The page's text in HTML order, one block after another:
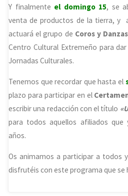
Y finalmente el domingo 15, se
venta de productos de la tierra, y
actuará el grupo de Coros y
Centro Cultural Extremeño para
Jornadas Culturales.
Tenemos que recordar que hasta el
plazo para participar en el
escribir una redacción con el título
para todos aquellos afiliados que
años.
Os animamos a participar a todos
disfrutéis con este programa que se